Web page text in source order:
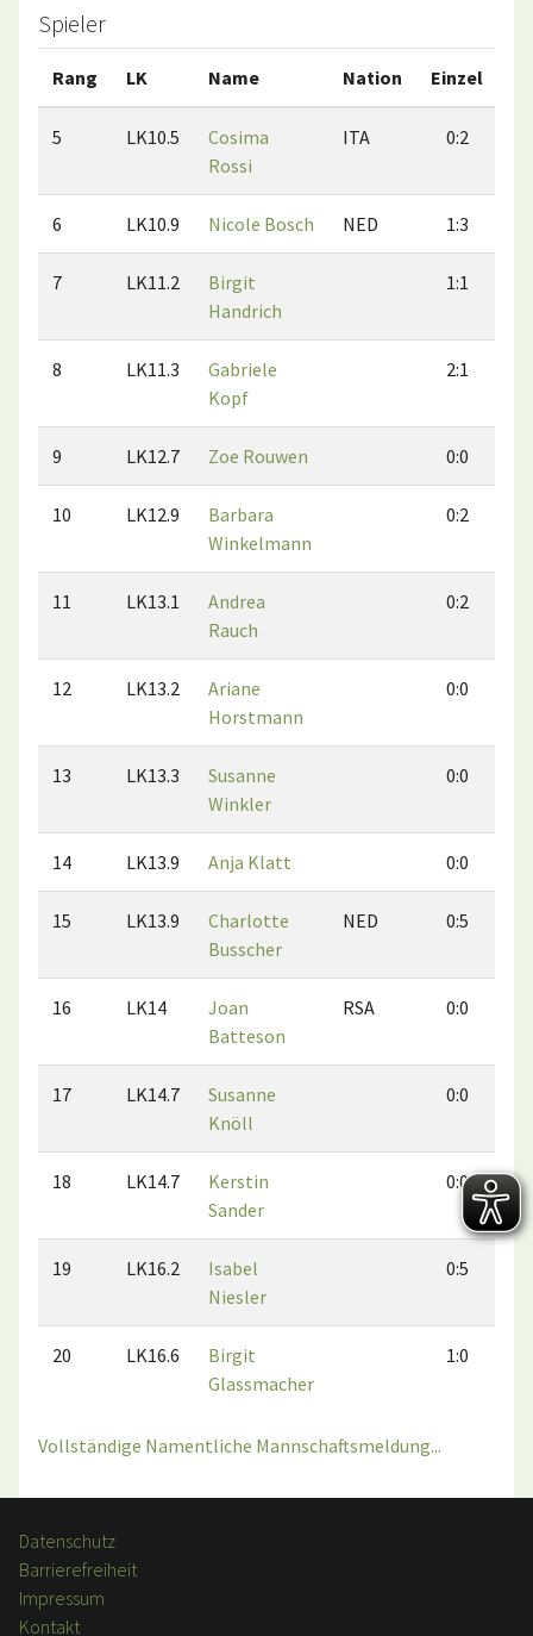
Spieler
Rang LK Name Nation Einzel
5 LK10.5
Cosima
Rossi
ITA 0:2
6 LK10.9 Nicole Bosch NED 1:3
7 LK11.2
Birgit
Handrich
1:1
8 LK11.3
Gabriele
Kopf
2:1
9 LK12.7 Zoe Rouwen 0:0
10 LK12.9
Barbara
Winkelmann
0:2
11 LK13.1
Andrea
Rauch
0:2
12 LK13.2
Ariane
Horstmann
0:0
13 LK13.3
Susanne
Winkler
0:0
14 LK13.9 Anja Klatt 0:0
15 LK13.9
Charlotte
Busscher
NED 0:5
16 LK14
Joan
Batteson
RSA 0:0
17 LK14.7
Susanne
Knöll
0:0
18 LK14.7
Kerstin
Sander
0:0
19 LK16.2
Isabel
Niesler
0:5
20 LK16.6
Birgit
Glassmacher
1:0
Vollständige Namentliche Mannschaftsmeldung...
Datenschutz
Barrierefreiheit
Impressum
Kontakt